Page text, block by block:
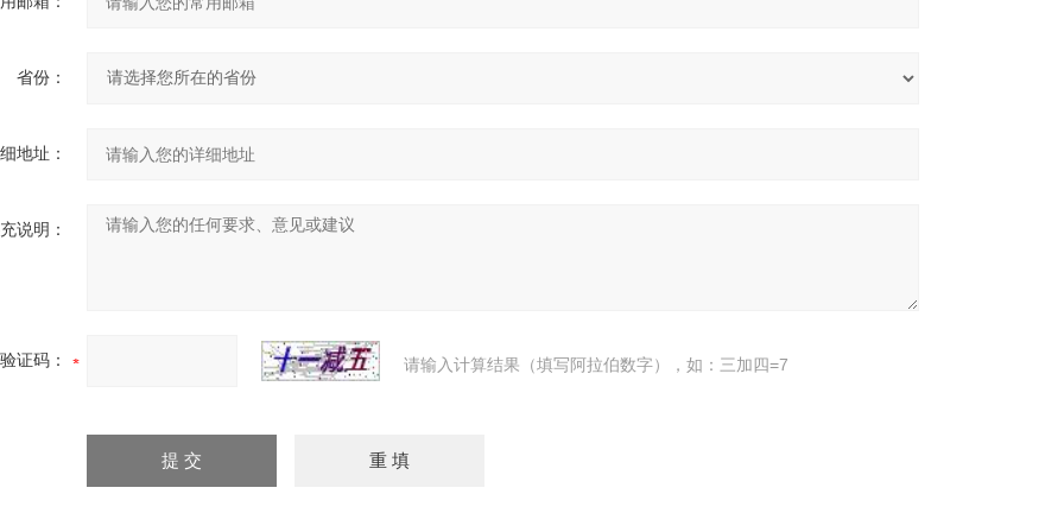
省份：
地址：
说明：
验证码： 请输入计算结果（填写阿拉伯数字），如：三加四=7